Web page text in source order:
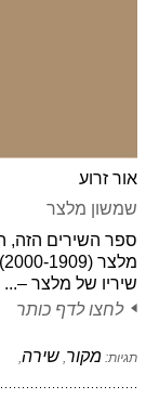
אור זרוע
שמשון מלצר
ספר השירים הזה,
שיריו של מלצר –...
לחצו לדף כותר
תגיות: מקור, שירה,